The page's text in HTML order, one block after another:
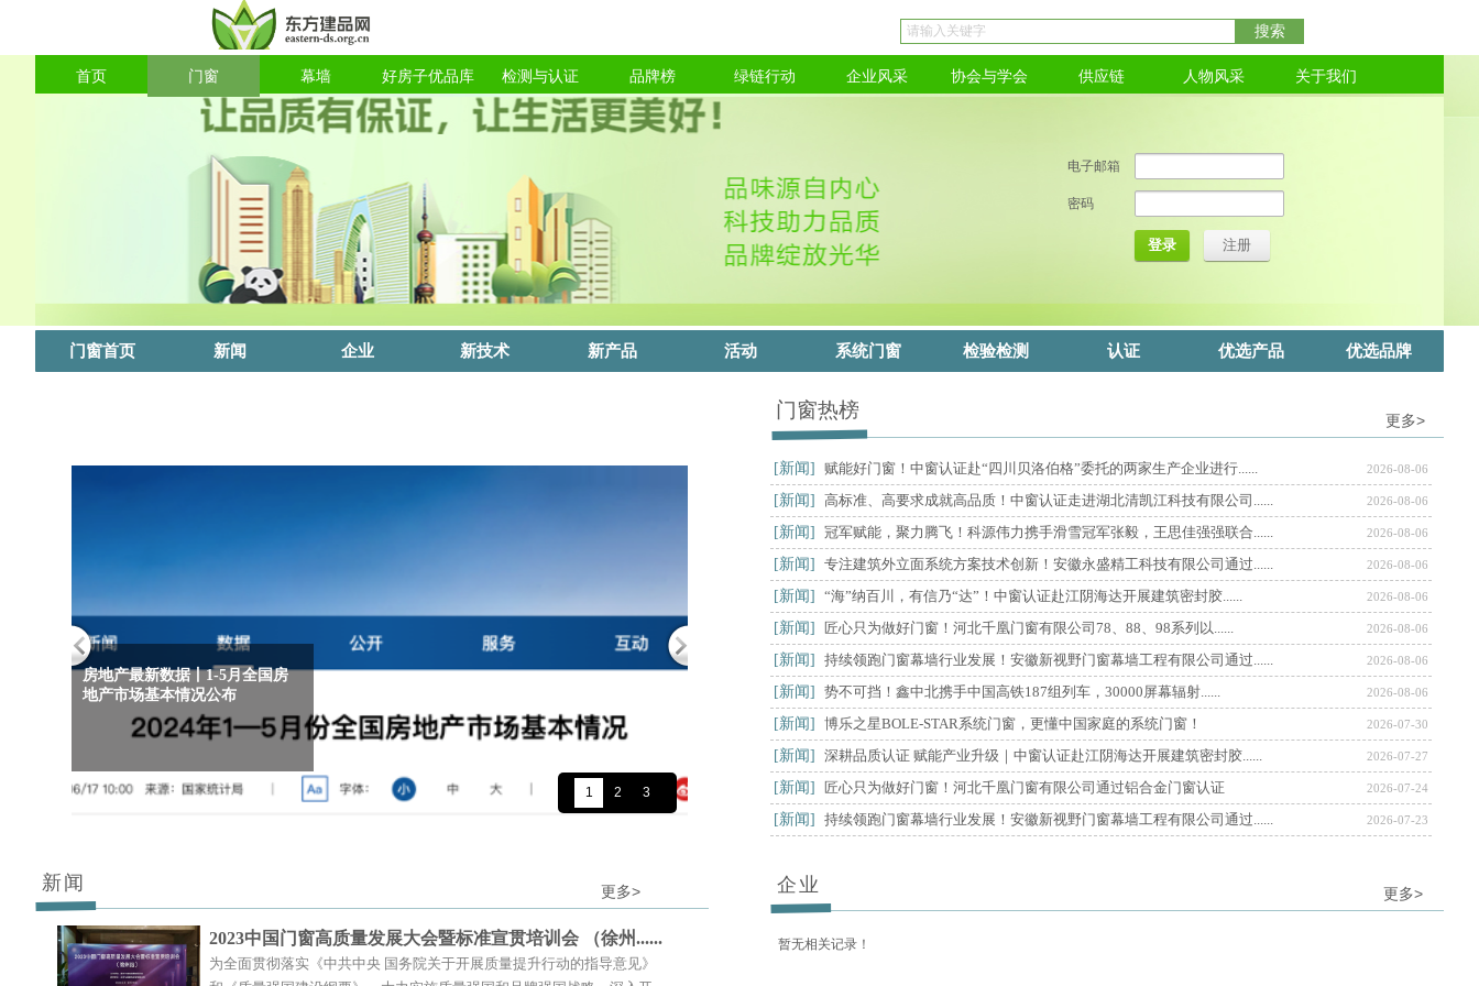
搜索
首页 门窗 幕墙 好房子优品库 检测与认证 品牌榜 绿链行动 企业风采 协会与学会 供应链 人物风采 关于我们
电子邮箱
密码
登录 注册
门窗首页 新闻 企业 新技术 新产品 活动 系统门窗 检验检测 认证 优选产品 优选品牌
门窗热榜 更多>
[新闻] 赋能好门窗！中窗认证赴“四川贝洛伯格”委托的两家生产企业进行...... 2026-08-06
[新闻] 高标准、高要求成就高品质！中窗认证走进湖北清凯江科技有限公司...... 2026-08-06
[新闻] 冠军赋能，聚力腾飞！科源伟力携手滑雪冠军张毅，王思佳强强联合...... 2026-08-06
[新闻] 专注建筑外立面系统方案技术创新！安徽永盛精工科技有限公司通过...... 2026-08-06
[新闻] “海”纳百川，有信乃“达”！中窗认证赴江阴海达开展建筑密封胶...... 2026-08-06
[新闻] 匠心只为做好门窗！河北千凰门窗有限公司78、88、98系列以...... 2026-08-06
[新闻] 持续领跑门窗幕墙行业发展！安徽新视野门窗幕墙工程有限公司通过...... 2026-08-06
[新闻] 势不可挡！鑫中北携手中国高铁187组列车，30000屏幕辐射...... 2026-08-06
[新闻] 博乐之星BOLE-STAR系统门窗，更懂中国家庭的系统门窗！ 2026-07-30
[新闻] 深耕品质认证 赋能产业升级｜中窗认证赴江阴海达开展建筑密封胶...... 2026-07-27
[新闻] 匠心只为做好门窗！河北千凰门窗有限公司通过铝合金门窗认证 2026-07-24
[新闻] 持续领跑门窗幕墙行业发展！安徽新视野门窗幕墙工程有限公司通过...... 2026-07-23
新闻 企业
更多> 更多>
2023中国门窗高质量发展大会暨标准宣贯培训会 （徐州......
为全面贯彻落实《中共中央 国务院关于开展质量提升行动的指导意见》
暂无相关记录！